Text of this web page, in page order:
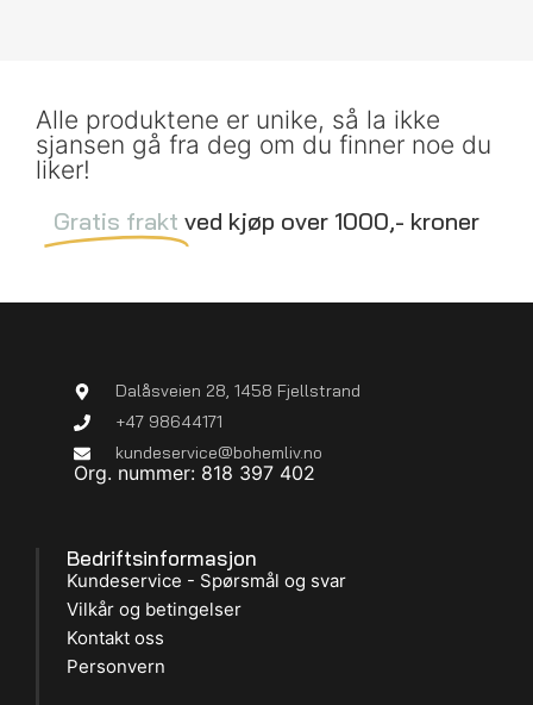
Alle produktene er unike, så la ikke
sjansen gå fra deg om du finner noe du
liker!
Gratis frakt ved kjøp over 1000,- kroner
Dalåsveien 28, 1458 Fjellstrand
+47 98644171
kundeservice@bohemliv.no
Org. nummer: 818 397 402
Bedriftsinformasjon
Kundeservice - Spørsmål og svar
Vilkår og betingelser
Kontakt oss
Personvern